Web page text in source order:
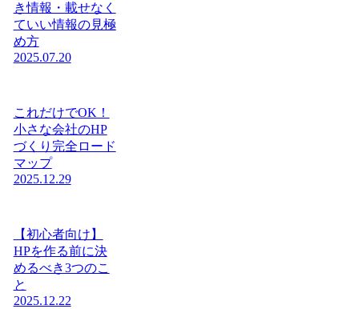
き情報・載せなく
ていい情報の見極
め方
2025.07.20
これだけでOK！
小さな会社のHP
づくり完全ロード
マップ
2025.12.29
【初心者向け】
HPを作る前に決
めるべき3つのこ
と
2025.12.22